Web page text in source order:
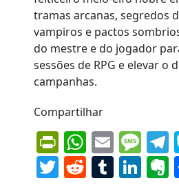
Compartilhar
Email
Twitter
Reddit